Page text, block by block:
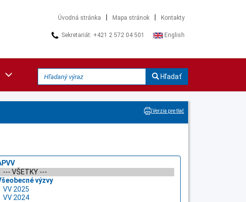
Úvodná stránka Mapa stránok Kontakty
Sekretariát: +421 2 572 04 501 English
Hľadať
Verzia pre tlač